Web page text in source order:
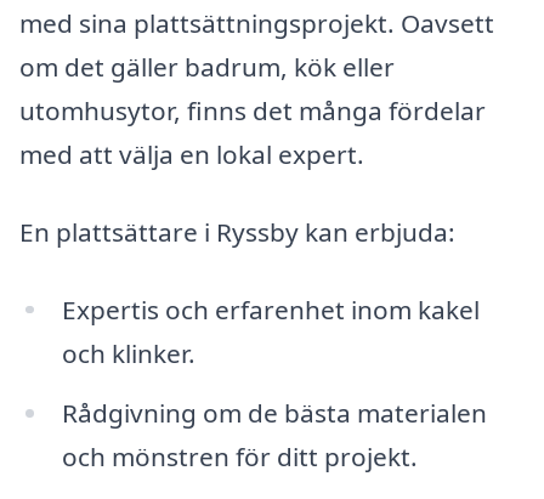
med sina plattsättningsprojekt. Oavsett
om det gäller badrum, kök eller
utomhusytor, finns det många fördelar
med att välja en lokal expert.
En plattsättare i Ryssby kan erbjuda:
Expertis och erfarenhet inom kakel
och klinker.
Rådgivning om de bästa materialen
och mönstren för ditt projekt.